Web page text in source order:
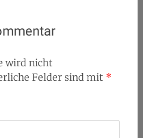
wird nicht
Felder sind mit *